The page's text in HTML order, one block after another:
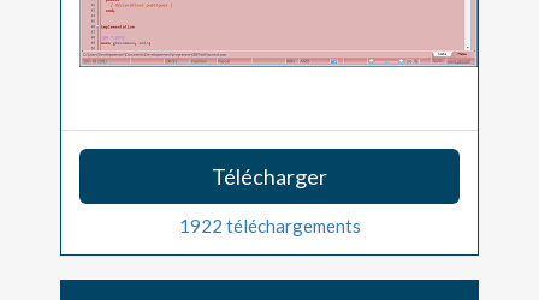
Télécharger
1922 téléchargements